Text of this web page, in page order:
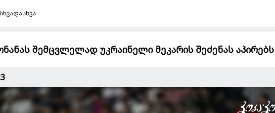
სხვადასხვა
შემცვლელად უკრაინელი მეკარის შეძენას აპირებს